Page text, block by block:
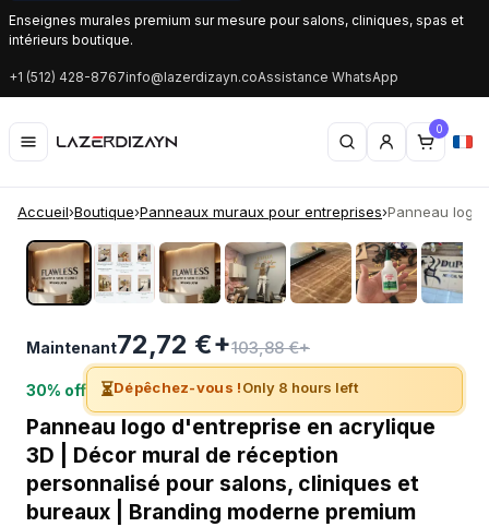
Enseignes murales premium sur mesure pour salons, cliniques, spas et
intérieurs boutique.
+1 (512) 428-8767info@lazerdizayn.coAssistance WhatsApp
0
Accueil›Boutique›Panneaux muraux pour entreprises›Panneau logo
‹ ›
Maintenant72,72 €+103,88 €+
30% off ⏳Dépêchez-vous !Only 8 hours left
Panneau logo d'entreprise en acrylique
3D | Décor mural de réception
personnalisé pour salons, cliniques et
bureaux | Branding moderne premium